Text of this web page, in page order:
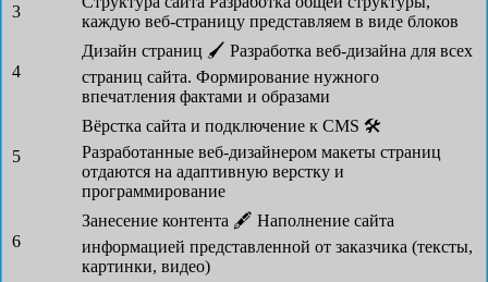
3
каждую веб-страницу представляем в виде блоков
4
Дизайн страниц 🖌 Разработка веб-дизайна для всех
страниц сайта. Формирование нужного
впечатления фактами и образами
5
Вёрстка сайта и подключение к CMS 🛠
Разработанные веб-дизайнером макеты страниц
отдаются на адаптивную верстку и
программирование
6
Занесение контента 🖋 Наполнение сайта
информацией представленной от заказчика (тексты,
картинки, видео)